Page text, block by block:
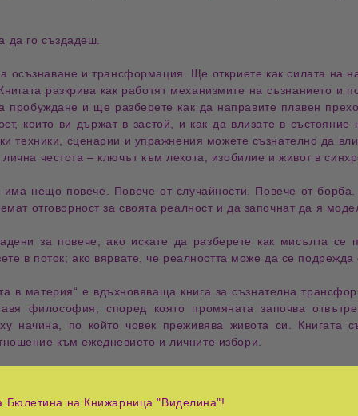
да го създадеш
осъзнаване и трансформация. Ще откриете как силата на
разкрива как работят механизмите на съзнанието и
пробуждане и ще разберете как да направите плавен
които ви държат в застой, и как да влизате в
техники, сценарии и упражнения можете съзнателно да
честота – ключът към лекота, изобилие и живот в
има нещо повече . Повече от случайности. Повече от
отговорност за своята реалност и да започнат да я
за повече; ако искате да разберете как мисълта се
в поток; ако вярвате, че реалността може да се подрежда
в материя“ е вдъхновяваща книга засъзнателна
философия, според която промяната започва
начина, по който човек преживява живота си. Книгата
към ежедневието и личните избори.
да се възприема като пасивен наблюдател на
Бюлетина на Книжарница "Виделина"!